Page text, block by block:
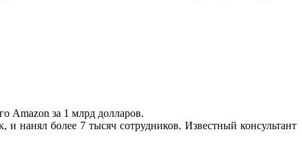
Amazon за 1 млрд долларов.
нанял более 7 тысяч сотрудников. Известный консультант